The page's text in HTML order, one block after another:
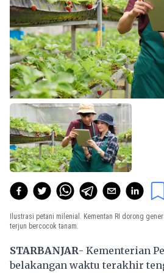
Ilustrasi petani milenial. Kementan RI dorong
terjun bercocok tanam.
STARBANJAR- Kementerian
belakangan waktu terakhir